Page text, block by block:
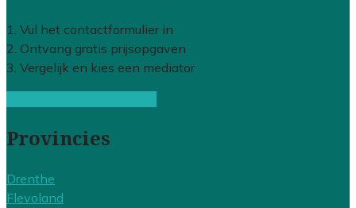
1. Vul het contactformulier in
2. Ontvang gratis prijsopgaven
3. Vergelijk en kies een mediator
Provincies
Drenthe
Flevoland